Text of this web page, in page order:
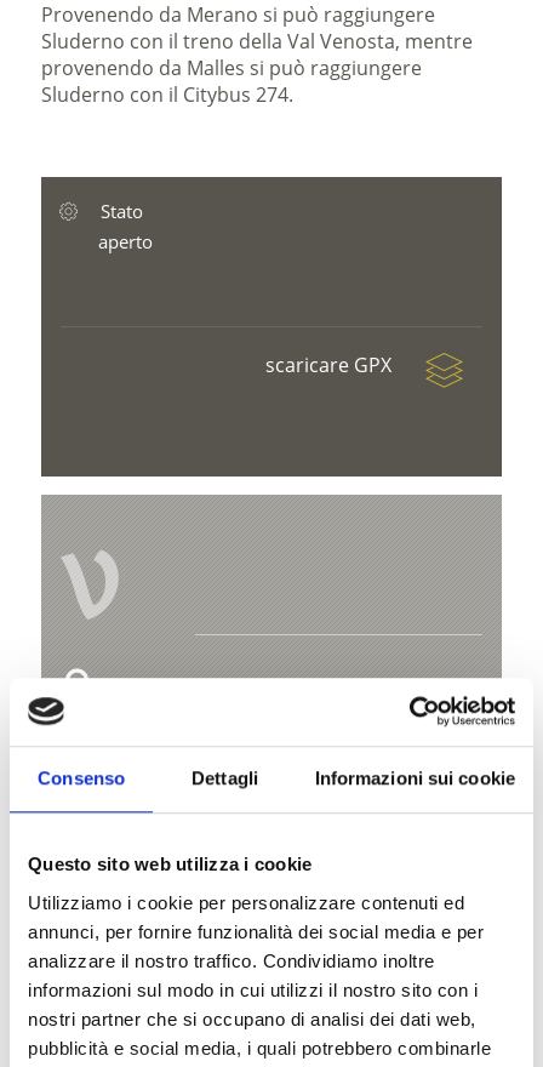
Consenso Dettagli Informazioni sui cookie
Questo sito web utilizza i cookie
Utilizziamo i cookie per personalizzare contenuti ed
annunci, per fornire funzionalità dei social media e per
analizzare il nostro traffico. Condividiamo inoltre
informazioni sul modo in cui utilizzi il nostro sito con i
nostri partner che si occupano di analisi dei dati web,
pubblicità e social media, i quali potrebbero combinarle
Provenendo da Merano si può raggiungere
Sluderno con il treno della Val Venosta, mentre
provenendo da Malles si può raggiungere
Sluderno con il Citybus 274.
Stato
aperto
scaricare GPX
V
39020 Schluderns
info@churburg.com
www.churburg.com
Mappa e profilo di elevazione
Impressioni